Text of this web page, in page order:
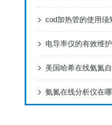
电导率仪的有效维护